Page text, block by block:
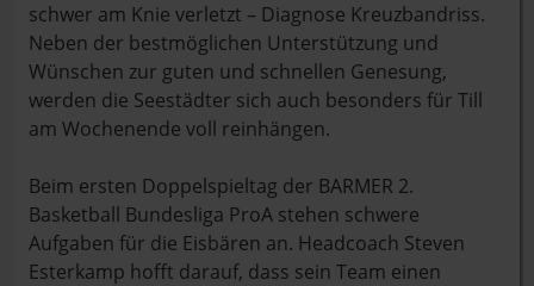
schwer am Knie verletzt – Diagnose Kreuzbandriss.
Neben der bestmöglichen Unterstützung und
Wünschen zur guten und schnellen Genesung,
werden die Seestädter sich auch besonders für Till
am Wochenende voll reinhängen.
Beim ersten Doppelspieltag der BARMER 2.
Basketball Bundesliga ProA stehen schwere
Aufgaben für die Eisbären an. Headcoach Steven
Esterkamp hofft darauf, dass sein Team einen